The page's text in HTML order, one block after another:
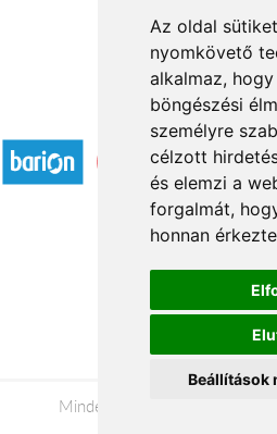
Az oldal
nyomkövető
alkalmaz,
böngészési
személyre
célzott
és elemzi a
forgalmát,
honnan
Beállítások
Elfogadott
Á.SZ.F.
Adatkezelési
Minden jog fenntartva © 2026 |